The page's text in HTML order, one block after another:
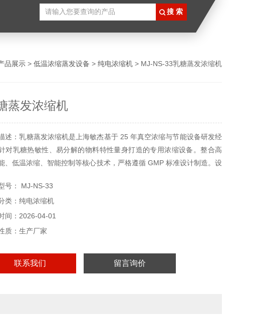
品展示 > 低温浓缩蒸发设备 > 纯电浓缩机 > MJ-NS-33乳糖蒸发浓缩机
蒸发浓缩机
述：乳糖蒸发浓缩机是上海敏杰基于 25 年真空浓缩与节能设备研发经
对乳糖热敏性、易分解的物料特性量身打造的专用浓缩设备。整合高
、低温浓缩、智能控制等核心技术，严格遵循 GMP 标准设计制造。设
自动化、无污染浓缩处理，极大限度保留乳糖的活性成分与产品纯
泛适用于食品保健、制药、生物工程等行业的乳糖规模化生产，是兼
号： MJ-NS-33
类：纯电浓缩机
间：2026-04-01
质：生产厂家
联系我们 留言询价